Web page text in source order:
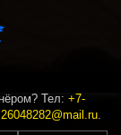
Тел: +7-
26048282@mail.ru.